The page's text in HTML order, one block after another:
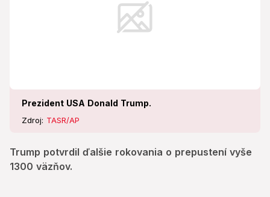
Prezident USA Donald Trump.
Zdroj: TASR/AP
Trump potvrdil ďalšie rokovania o prepustení vyše
1300 väzňov.